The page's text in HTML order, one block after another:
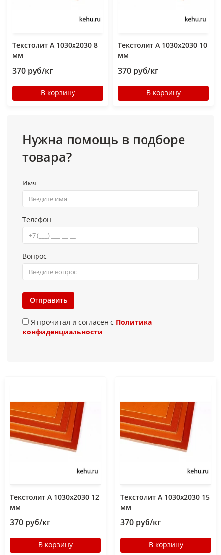
Текстолит А 1030х2030 8
мм
370 руб/кг
В корзину
Текстолит А 1030х2030 10
мм
370 руб/кг
В корзину
Нужна помощь в подборе
товара?
Имя
Телефон
Вопрос
Отправить
Я прочитал и согласен с Политика
конфиденциальности
Текстолит А 1030х2030 12
мм
370 руб/кг
В корзину
Текстолит А 1030х2030 15
мм
370 руб/кг
В корзину